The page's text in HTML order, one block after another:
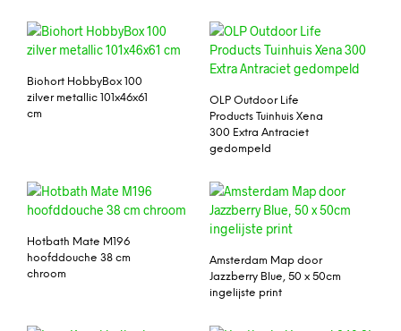
Biohort HobbyBox 100
zilver metallic 101x46x61
cm
OLP Outdoor Life
Products Tuinhuis Xena
300 Extra Antraciet
gedompeld
Hotbath Mate M196
hoofddouche 38 cm
chroom
Amsterdam Map door
Jazzberry Blue, 50 x 50cm
ingelijste print